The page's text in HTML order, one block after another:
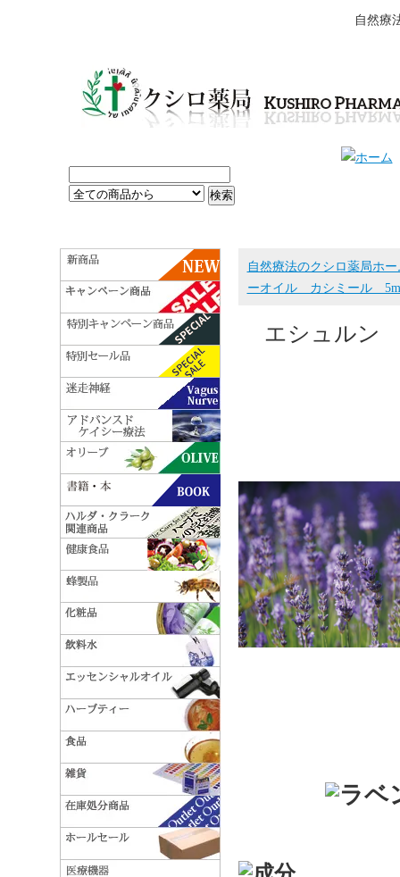
自然療
自然療法のクシロ薬局ホー
ーオイル カシミール
エシュル